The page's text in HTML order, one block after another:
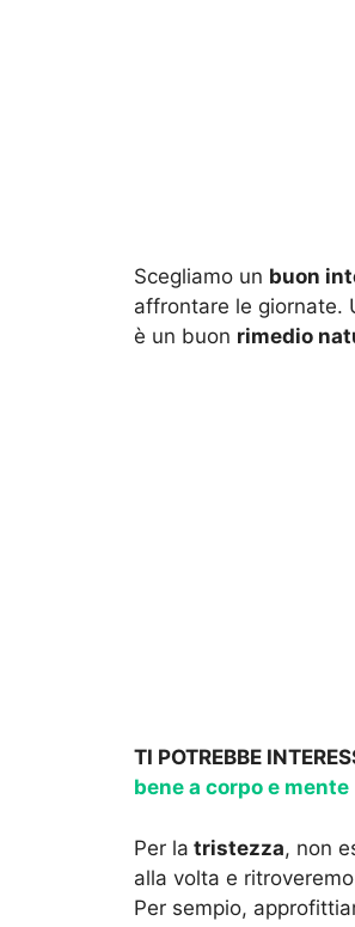
Scegliamo un buon
affrontare le giornate.
è un buon rimedio
TI POTREBBE
bene a corpo e mente
Per la tristezza, non
alla volta e
Per sempio,